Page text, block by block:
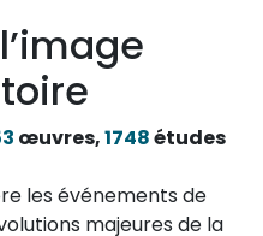
œuvres,1748études
les événements de
majeures de la